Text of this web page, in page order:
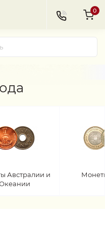
0
Австралии и